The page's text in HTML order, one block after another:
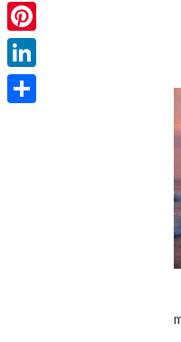
Twitter
Pinterest
LinkedIn